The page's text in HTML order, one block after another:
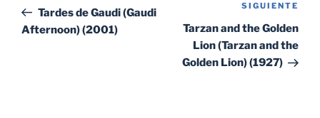
entradas
anterior:
Tardes de Gaudi (Gaudi
Afternoon) (2001)
SIGUIENTE
Tarzan and the Golden
Lion (Tarzan and the
Golden Lion) (1927)